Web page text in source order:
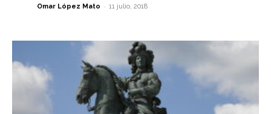
Omar López Mato - 11 julio, 2018